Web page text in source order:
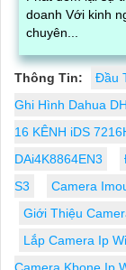
doanh Với kinh nghiệm lâu năm và đội ngũ kỹ thuật viên
chuyên...
Thông Tin: Đầu
Ghi Hình Dahua
16 KÊNH iDS
DAi4K8864EN3
S3
Camera
Giới Thiệu
Lắp Camera Ip